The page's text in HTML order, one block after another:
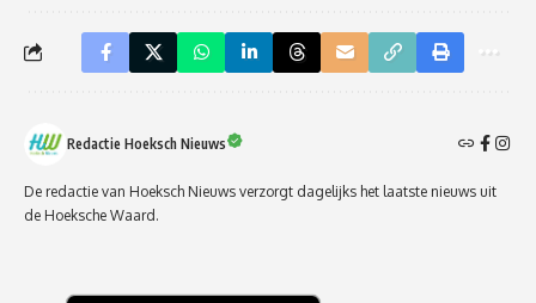
Redactie Hoeksch Nieuws
De redactie van Hoeksch Nieuws verzorgt dagelijks het laatste nieuws uit
de Hoeksche Waard.